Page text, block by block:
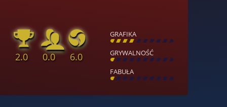
GRAFIKA
[ \ \ \ \ \ \ \ \ ]
GRYWALNOŚĆ
[ \ \ \ \ \ \ \ \ ]
FABUŁA
[ \ \ \ \ \ \ \ \ ]
2.0 0.0 6.0